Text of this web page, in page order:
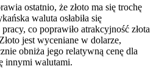
ostatnio, że złoto ma się trochę
waluta osłabiła się
co poprawiło atrakcyjność złota
jest wyceniane w dolarze,
obniża jego relatywną cenę dla
innymi walutami.